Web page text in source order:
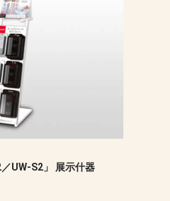
UW-S2」 展示什器